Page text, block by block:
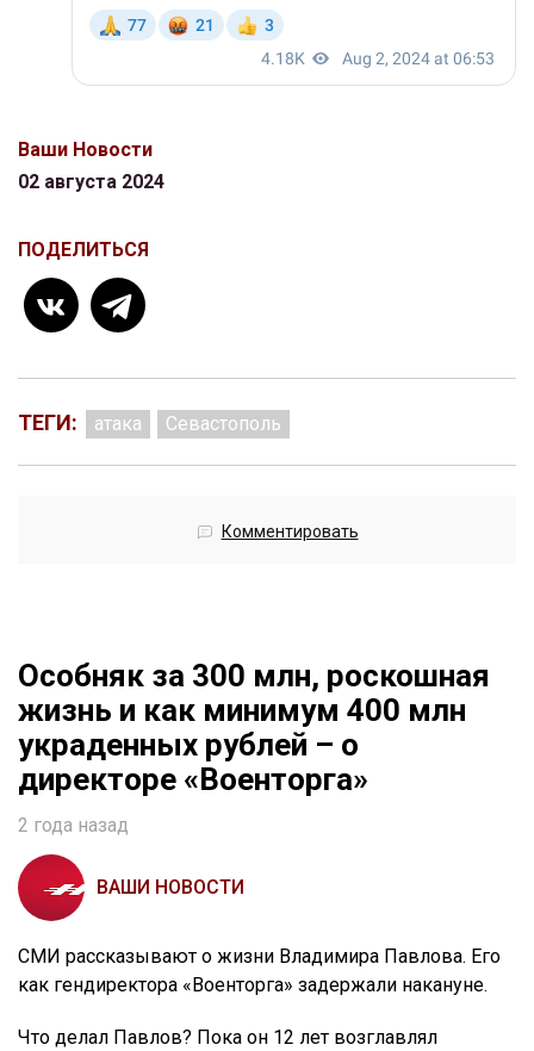
Ваши Новости
02 августа 2024
ПОДЕЛИТЬСЯ
ТЕГИ: атака Севастополь
Комментировать
Особняк за 300 млн, роскошная
жизнь и как минимум 400 млн
украденных рублей – о
директоре «Военторга»
2 года назад
ВАШИ НОВОСТИ
СМИ рассказывают о жизни Владимира Павлова. Его
как гендиректора «Военторга» задержали накануне.
Что делал Павлов? Пока он 12 лет возглавлял